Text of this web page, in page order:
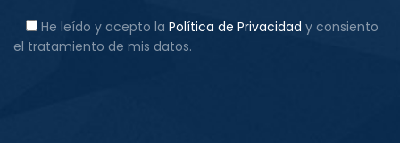
He leído y acepto la Política de Privacidad y consiento
el tratamiento de mis datos.